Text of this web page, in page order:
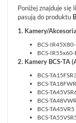
Poniżej znajduje
pasują do produktu
1. Kamery/
BCS-
BCS-IR55x60-
2. Kamery BCS-TA
BCS-
BCS-
BCS-
BCS-
BCS-TA45VR5
BCS-